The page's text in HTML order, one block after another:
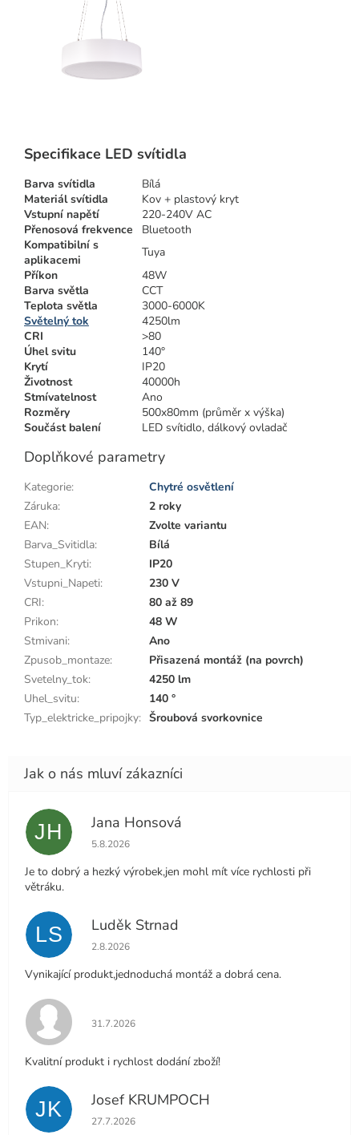
Specifikace LED svítidla
Barva svítidla
Bílá
Materiál svítidla
Kov + plastový kryt
Vstupní napětí
220-240V AC
Přenosová frekvence
Bluetooth
Kompatibilní s
aplikacemi
Tuya
Příkon
48W
Barva světla
CCT
Teplota světla
3000-6000K
Světelný tok
4250lm
CRI
>80
Úhel svitu
140°
Krytí
IP20
Životnost
40000h
Stmívatelnost
Ano
Rozměry
500x80mm (průměr x výška)
Součást balení
LED svítidlo, dálkový ovladač
Doplňkové parametry
Kategorie:
Chytré osvětlení
Záruka:
2 roky
EAN:
Zvolte variantu
Barva_Svitidla:
Bílá
Stupen_Kryti:
IP20
Vstupni_Napeti:
230 V
CRI:
80 až 89
Prikon:
48 W
Stmivani:
Ano
Zpusob_montaze:
Přisazená montáž (na povrch)
Svetelny_tok:
4250 lm
Uhel_svitu:
140 °
Typ_elektricke_pripojky: Šroubová svorkovnice
JH Jana Honsová
Hodnocení obchodu je 5 z 5 hvězdiček.
5.8.2026
Je to dobrý a hezký výrobek,jen mohl mít více rychlosti při
větráku.
LS Luděk Strnad
Hodnocení obchodu je 5 z 5 hvězdiček.
2.8.2026
Vynikající produkt,jednoduchá montáž a dobrá cena.
Hodnocení obchodu je 5 z 5 hvězdiček.
31.7.2026
Kvalitní produkt i rychlost dodání zboží!
JK Josef KRUMPOCH
Hodnocení obchodu je 5 z 5 hvězdiček.
27.7.2026